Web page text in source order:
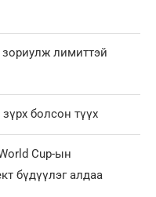
лимиттэй
болсон түүх
Cup-ын
бүдүүлэг алдаа